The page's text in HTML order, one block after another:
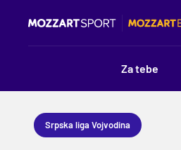
Za tebe
Srpska liga Vojvodina